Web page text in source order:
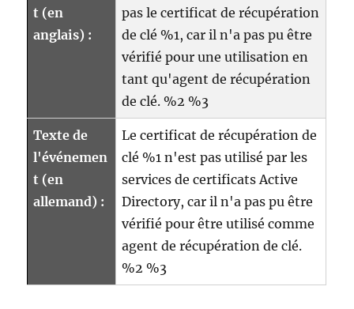
t (en
anglais) :
pas le certificat de récupération
de clé %1, car il n'a pas pu être
vérifié pour une utilisation en
tant qu'agent de récupération
de clé. %2 %3
Texte de
l'événemen
t (en
allemand) :
Le certificat de récupération de
clé %1 n'est pas utilisé par les
services de certificats Active
Directory, car il n'a pas pu être
vérifié pour être utilisé comme
agent de récupération de clé.
%2 %3